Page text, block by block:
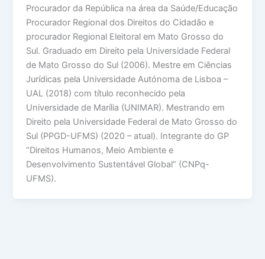
Procurador da República na área da Saúde/Educação
Procurador Regional dos Direitos do Cidadão e
procurador Regional Eleitoral em Mato Grosso do
Sul. Graduado em Direito pela Universidade Federal
de Mato Grosso do Sul (2006). Mestre em Ciências
Jurídicas pela Universidade Autónoma de Lisboa –
UAL (2018) com título reconhecido pela
Universidade de Marília (UNIMAR). Mestrando em
Direito pela Universidade Federal de Mato Grosso do
Sul (PPGD-UFMS) (2020 – atual). Integrante do GP
“Direitos Humanos, Meio Ambiente e
Desenvolvimento Sustentável Global” (CNPq-
UFMS).